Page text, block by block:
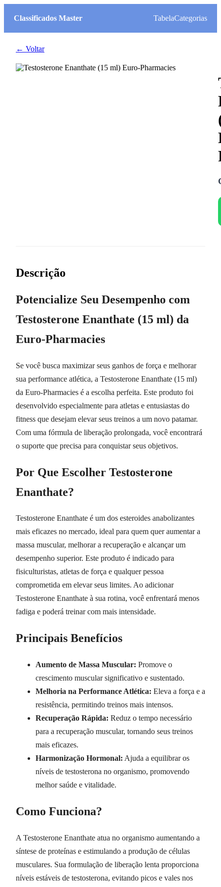
Classificados Master TabelaCategorias
← Voltar
Descrição
Potencialize Seu Desempenho com
Testosterone Enanthate (15 ml) da
Euro-Pharmacies
Se você busca maximizar seus ganhos de força e melhorar
sua performance atlética, a Testosterone Enanthate (15 ml)
da Euro-Pharmacies é a escolha perfeita. Este produto foi
desenvolvido especialmente para atletas e entusiastas do
fitness que desejam elevar seus treinos a um novo patamar.
Com uma fórmula de liberação prolongada, você encontrará
o suporte que precisa para conquistar seus objetivos.
Por Que Escolher Testosterone
Enanthate?
Testosterone Enanthate é um dos esteroides anabolizantes
mais eficazes no mercado, ideal para quem quer aumentar a
massa muscular, melhorar a recuperação e alcançar um
desempenho superior. Este produto é indicado para
fisiculturistas, atletas de força e qualquer pessoa
comprometida em elevar seus limites. Ao adicionar
Testosterone Enanthate à sua rotina, você enfrentará menos
fadiga e poderá treinar com mais intensidade.
Principais Benefícios
Aumento de Massa Muscular: Promove o
crescimento muscular significativo e sustentado.
Melhoria na Performance Atlética: Eleva a força e a
resistência, permitindo treinos mais intensos.
Recuperação Rápida: Reduz o tempo necessário
para a recuperação muscular, tornando seus treinos
mais eficazes.
Harmonização Hormonal: Ajuda a equilibrar os
níveis de testosterona no organismo, promovendo
melhor saúde e vitalidade.
Como Funciona?
A Testosterone Enanthate atua no organismo aumentando a
síntese de proteínas e estimulando a produção de células
musculares. Sua formulação de liberação lenta proporciona
níveis estáveis de testosterona, evitando picos e vales nos